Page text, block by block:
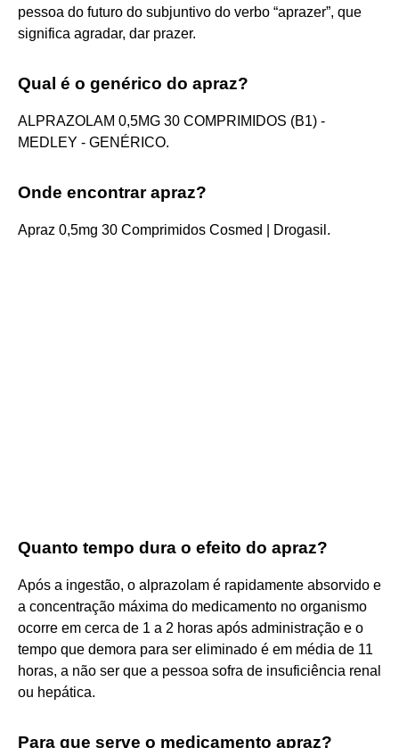
pessoa do futuro do subjuntivo do verbo “aprazer”, que
significa agradar, dar prazer.
Qual é o genérico do apraz?
ALPRAZOLAM 0,5MG 30 COMPRIMIDOS (B1) -
MEDLEY - GENÉRICO.
Onde encontrar apraz?
Apraz 0,5mg 30 Comprimidos Cosmed | Drogasil.
Quanto tempo dura o efeito do apraz?
Após a ingestão, o alprazolam é rapidamente absorvido e
a concentração máxima do medicamento no organismo
ocorre em cerca de 1 a 2 horas após administração e o
tempo que demora para ser eliminado é em média de 11
horas, a não ser que a pessoa sofra de insuficiência renal
ou hepática.
Para que serve o medicamento apraz?